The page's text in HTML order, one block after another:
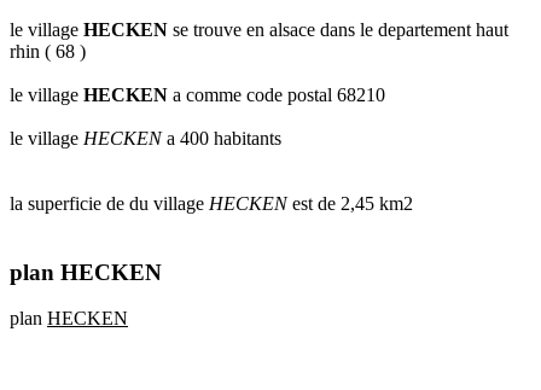
par
A B C
H
I J K L M
N
le village HECKEN se trouve en alsace dans le departement haut
rhin ( 68 )
le village HECKEN a comme code postal 68210
le village HECKENa 400 habitants
la superficie de du village HECKENest de 2,45 km2
plan HECKEN
plan HECKEN